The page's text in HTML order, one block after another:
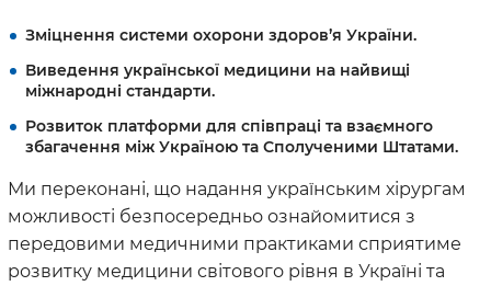
Зміцнення системи охорони здоров’я України.
Виведення української медицини на найвищі
міжнародні стандарти.
Розвиток платформи для співпраці та взаємного
збагачення між Україною та Сполученими Штатами.
Ми переконані, що надання українським хірургам
можливості безпосередньо ознайомитися з
передовими медичними практиками сприятиме
розвитку медицини світового рівня в Україні та